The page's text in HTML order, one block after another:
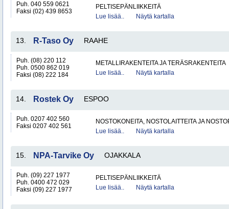
Puh. 040 559 0621
Faksi (02) 439 8653
PELTISEPÄNLIIKKEITÄ
Lue lisää..
Näytä kartalla
13. R-Taso Oy RAAHE
Puh. (08) 220 112
Puh. 0500 862 019
Faksi (08) 222 184
METALLIRAKENTEITA JA TERÄSRAKENTEITA
Lue lisää..
Näytä kartalla
14. Rostek Oy ESPOO
Puh. 0207 402 560
Faksi 0207 402 561
NOSTOKONEITA, NOSTOLAITTEITA JA
Lue lisää..
Näytä kartalla
15. NPA-Tarvike Oy OJAKKALA
Puh. (09) 227 1977
Puh. 0400 472 029
Faksi (09) 227 1977
PELTISEPÄNLIIKKEITÄ
Lue lisää..
Näytä kartalla